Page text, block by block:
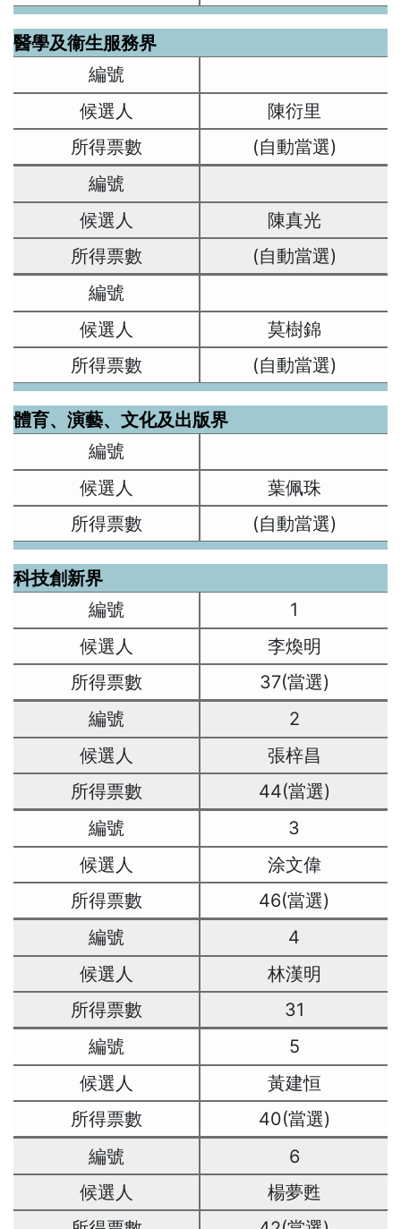
醫學及衞生服務界
陳衍里
(自動當選)
陳真光
(自動當選)
莫樹錦
(自動當選)
體育、演藝、文化及出版界
葉佩珠
(自動當選)
科技創新界
1
李煥明
37(當選)
2
張梓昌
44(當選)
3
涂文偉
46(當選)
4
林漢明
31
5
黃建恒
40(當選)
6
楊夢甦